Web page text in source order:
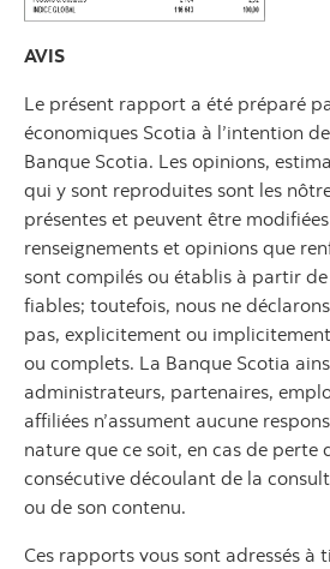
AVIS
Le présent rapport a été préparé
économiques Scotia à l’intention
Banque Scotia. Les opinions,
qui y sont reproduites sont les
présentes et peuvent être
renseignements et opinions que
sont compilés ou établis à partir de
fiables; toutefois, nous ne
pas, explicitement ou
ou complets. La Banque Scotia
administrateurs, partenaires,
affiliées n’assument aucune
nature que ce soit, en cas de perte
consécutive découlant de la
ou de son contenu.
Ces rapports vous sont adressés à